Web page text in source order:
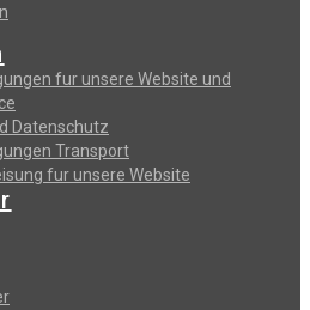
fur unsere Website und
Datenschutz
Transport
fur unsere Website